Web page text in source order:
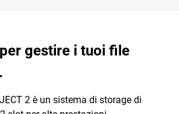
gestire i tuoi file
2 è un sistema di storage di